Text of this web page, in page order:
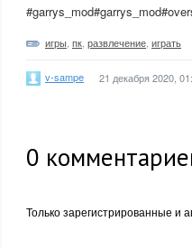
игры пк развлечение играть
v-sampe 21 декабря 2020,
0
Только зарегистрированные и